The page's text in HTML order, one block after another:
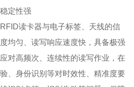
定性强
读卡器与电子标签、天线的信
均匀、读写响应速度快，具备极强
对高频次、连续性的读写作业，在
、身份识别等对时效性、精准度要